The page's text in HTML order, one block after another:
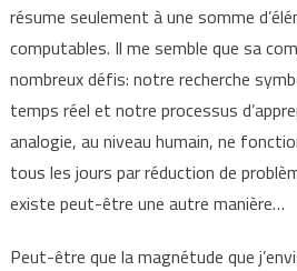
résume seulement à une somme
computables. Il me semble que sa
nombreux défis: notre recherche
temps réel et notre processus
analogie, au niveau humain, ne
tous les jours par réduction de
existe peut-être une autre manière…
Peut-être que la magnétude que